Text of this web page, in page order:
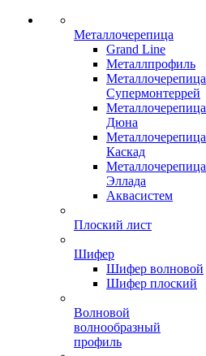
Металлочерепица
Grand Line
Металлпрофиль
Металлочерепица
Супермонтеррей
Металлочерепица
Дюна
Металлочерепица
Каскад
Металлочерепица
Эллада
Аквасистем
Плоский лист
Шифер
Шифер волновой
Шифер плоский
Волновой
волнообразный
профиль